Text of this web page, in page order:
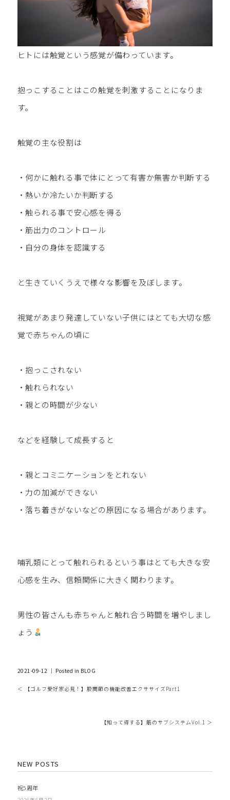
ヒトには触覚という感覚が備わっています。
抱っこすることはこの触覚を刺激することになりま
す。
触覚の主な役割は
・何かに触れる事で体にとって有害か無害か判断する
・熱いか冷たいか判断する
・触られる事で安心感を得る
・筋出力のコントロール
・自分の身体を認識する
と生きていくうえで様々な影響を及ぼします。
視覚があまり発達していない子供にはとても大切な感
覚で赤ちゃんの頃に
・抱っこされない
・触れられない
・親との時間が少ない
などを経験して成長すると
・親とコミニケーションをとれない
・力の加減ができない
・落ち着きがないなどの原因になる場合があります。
哺乳類にとって触れられるという事はとても大きな安
心感を生み、信頼関係に大きく関わります。
男性の皆さんも赤ちゃんと触れ合う時間を増やしまし
ょう
2021-09-12 ｜ Posted in BLOG
＜ 【ゴルフ愛好家必見！】股関節の機能改善エクササイズPart1
【知って得する】筋のサブシステムVol.1 ＞
NEW POSTS
祝5周年